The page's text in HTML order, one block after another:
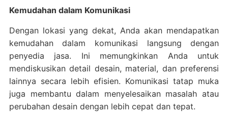
Kemudahan dalam Komunikasi
Dengan lokasi yang dekat, Anda akan mendapatkan
kemudahan dalam komunikasi langsung dengan
penyedia jasa. Ini memungkinkan Anda untuk
mendiskusikan detail desain, material, dan preferensi
lainnya secara lebih efisien. Komunikasi tatap muka
juga membantu dalam menyelesaikan masalah atau
perubahan desain dengan lebih cepat dan tepat.